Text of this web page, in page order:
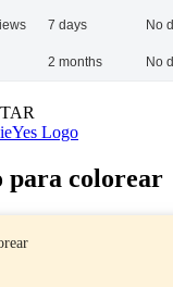
7 days No
2 months No
para colorear